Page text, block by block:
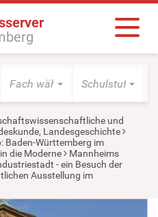
Fach wählen Schulstufe
und
Landesgeschichte
Baden-Württemberg im
die Moderne
Mannheims
- ein Besuch der
Ausstellung im